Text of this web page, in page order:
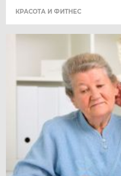
КРАСОТА И ФИТНЕС